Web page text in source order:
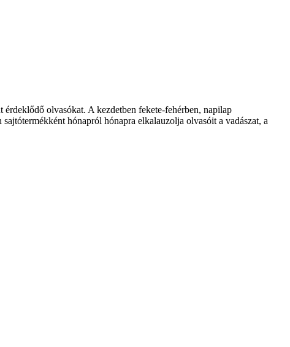
olvasókat. A kezdetben fekete-fehérben, napilap
hónapról hónapra elkalauzolja olvasóit a vadászat, a